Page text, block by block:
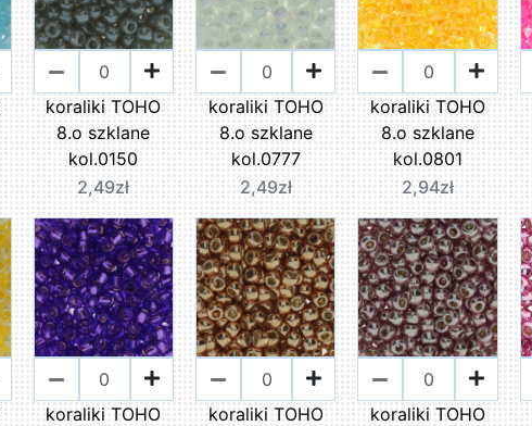
koraliki TOHO
8.o szklane
kol.0150
2,49zł
koraliki TOHO
8.o szklane
kol.0777
2,49zł
koraliki TOHO
8.o szklane
kol.0801
2,94zł
koraliki TOHO
koraliki TOHO
koraliki TOHO